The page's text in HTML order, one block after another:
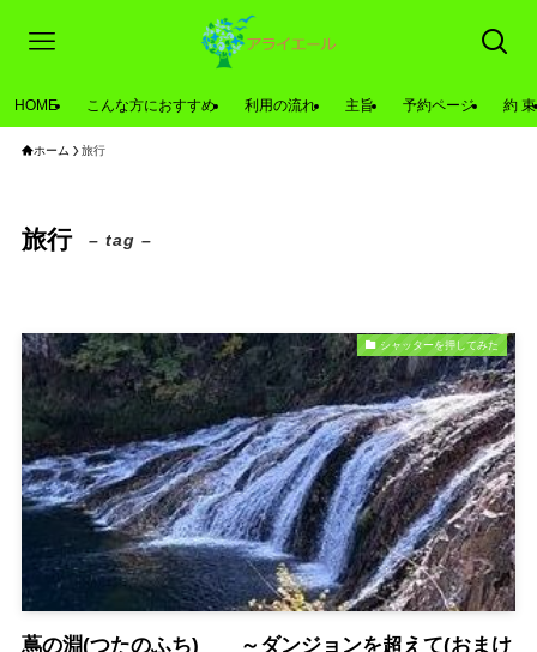
HOME こんな方におすすめ 利用の流れ 主旨 予約ページ 約 束
ホーム 旅行
旅行 – tag –
シャッターを押してみた
蔦の淵(つたのふち) ～ダンジョンを超えて(おまけ